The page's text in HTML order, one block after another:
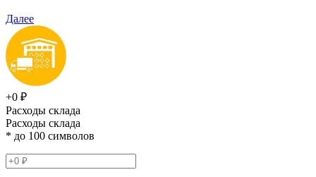
Далее
+0 ₽
Расходы склада
Расходы склада
* до 100 символов